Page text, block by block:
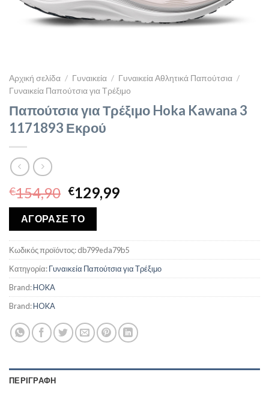
Αρχική σελίδα / Γυναικεία / Γυναικεία Αθλητικά Παπούτσια /
Γυναικεία Παπούτσια για Τρέξιμο
Παπούτσια για Τρέξιμο Hoka Kawana 3
1171893 Εκρού
€154,90 Original
price
was:
€154,90.
€129,99Η
€129,99.
ΑΓΟΡΑΣΕ ΤΟ
Κωδικός προϊόντος:db799eda79b5
Κατηγορία:Γυναικεία Παπούτσια για Τρέξιμο
Brand:HOKA
Brand:HOKA
ΠΕΡΙΓΡΑΦΉ